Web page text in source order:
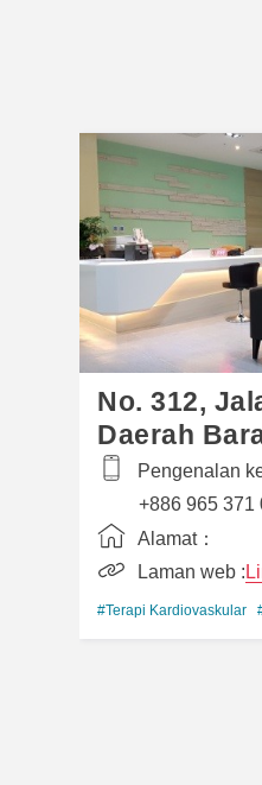
No. 312,
Daerah
600,Pengenalan
+886 965 371
Alamat：
Laman web :
#Terapi Kardiovaskular